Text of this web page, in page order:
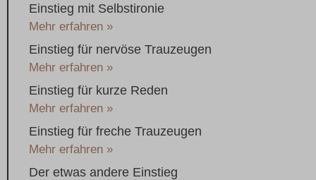
Einstieg mit Selbstironie
Mehr erfahren »
Einstieg für nervöse Trauzeugen
Mehr erfahren »
Einstieg für kurze Reden
Mehr erfahren »
Einstieg für freche Trauzeugen
Mehr erfahren »
Der etwas andere Einstieg